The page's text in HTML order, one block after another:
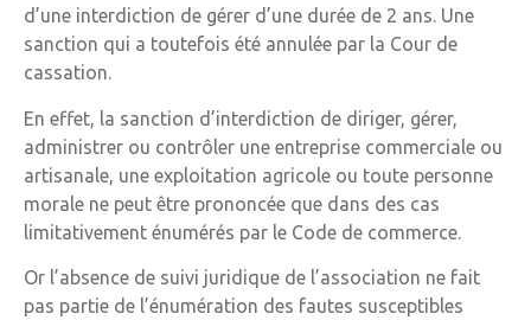
d’une interdiction de gérer d’une durée de 2 ans. Une
sanction qui a toutefois été annulée par la Cour de
cassation.
En effet, la sanction d’interdiction de diriger, gérer,
administrer ou contrôler une entreprise commerciale ou
artisanale, une exploitation agricole ou toute personne
morale ne peut être prononcée que dans des cas
limitativement énumérés par le Code de commerce.
Or l’absence de suivi juridique de l’association ne fait
pas partie de l’énumération des fautes susceptibles